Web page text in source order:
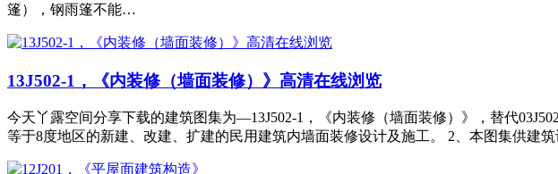
篷），钢雨篷不能…
13J502-1，《内装修（墙面装修）》高清在线浏览
今天丫露空间分享下载的建筑图集为—13J502-1，《内装修（墙面装修）》，替代
等于8度地区的新建、改建、扩建的民用建筑内墙面装修设计及施工。 2、本图集供建